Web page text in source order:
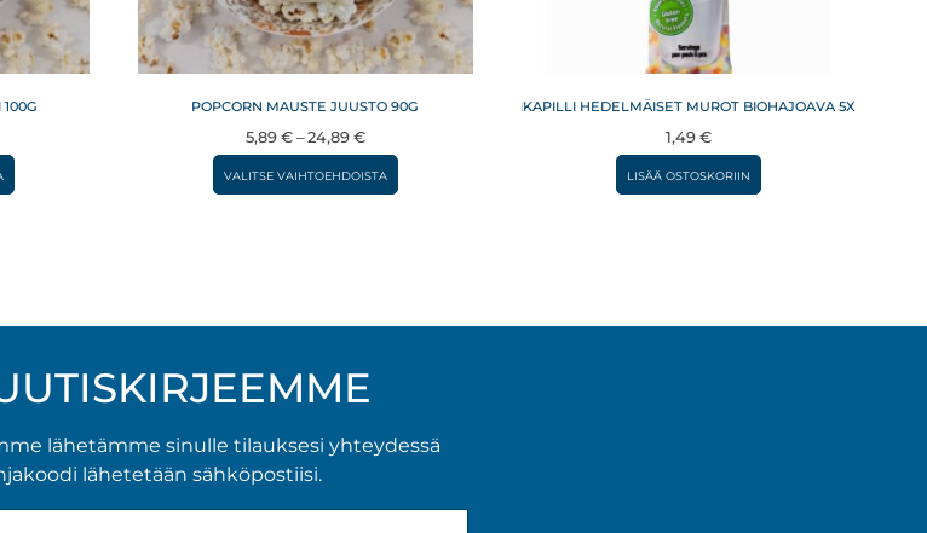
€
Voit
valinnat
sivulla.
POPCORN MAUSTE JUUSTO 90G
5,89 € – 24,89 €Hintaluokka:
5,89 €
–
VALITSE VAIHTOEHDOISTA
tuotteella
Voit
TAIKAPILLI HEDELMÄISET MUROT BIOHAJOAVA 5X6G
1,49 €
LISÄÄ OSTOSKORIIN
lähetämme sinulle tilauksesi yhteydessä
lähetetään sähköpostiisi.